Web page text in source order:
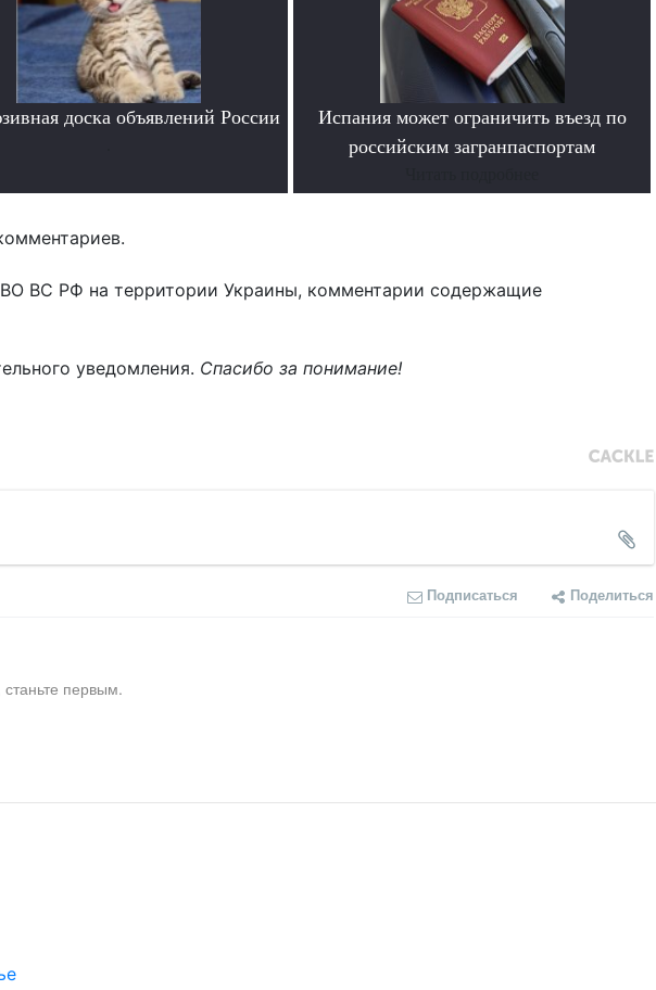
доска объявлений России
Испания может ограничить въезд по
российским загранпаспортам
ВС РФ на территории Украины, комментарии содержащие
уведомления. Спасибо за понимание!
Подписаться Поделиться
первым.